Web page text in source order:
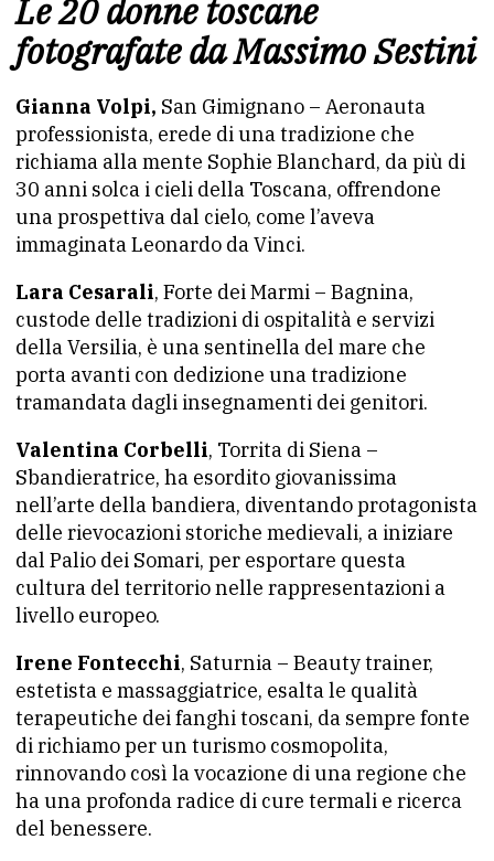
Le 20 donne toscane
fotografate da Massimo Sestini
Gianna Volpi, San Gimignano – Aeronauta
professionista, erede di una tradizione che
richiama alla mente Sophie Blanchard, da più di
30 anni solca i cieli della Toscana, offrendone
una prospettiva dal cielo, come l’aveva
immaginata Leonardo da Vinci.
Lara Cesarali, Forte dei Marmi – Bagnina,
custode delle tradizioni di ospitalità e servizi
della Versilia, è una sentinella del mare che
porta avanti con dedizione una tradizione
tramandata dagli insegnamenti dei genitori.
Valentina Corbelli, Torrita di Siena –
Sbandieratrice, ha esordito giovanissima
nell’arte della bandiera, diventando protagonista
delle rievocazioni storiche medievali, a iniziare
dal Palio dei Somari, per esportare questa
cultura del territorio nelle rappresentazioni a
livello europeo.
Irene Fontecchi, Saturnia – Beauty trainer,
estetista e massaggiatrice, esalta le qualità
terapeutiche dei fanghi toscani, da sempre fonte
di richiamo per un turismo cosmopolita,
rinnovando così la vocazione di una regione che
ha una profonda radice di cure termali e ricerca
del benessere.